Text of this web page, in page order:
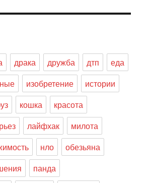
драка дружба дтп
еда
изобретение
истории
кошка
красота
лайфхак
милота
нло
обезьяна
панда